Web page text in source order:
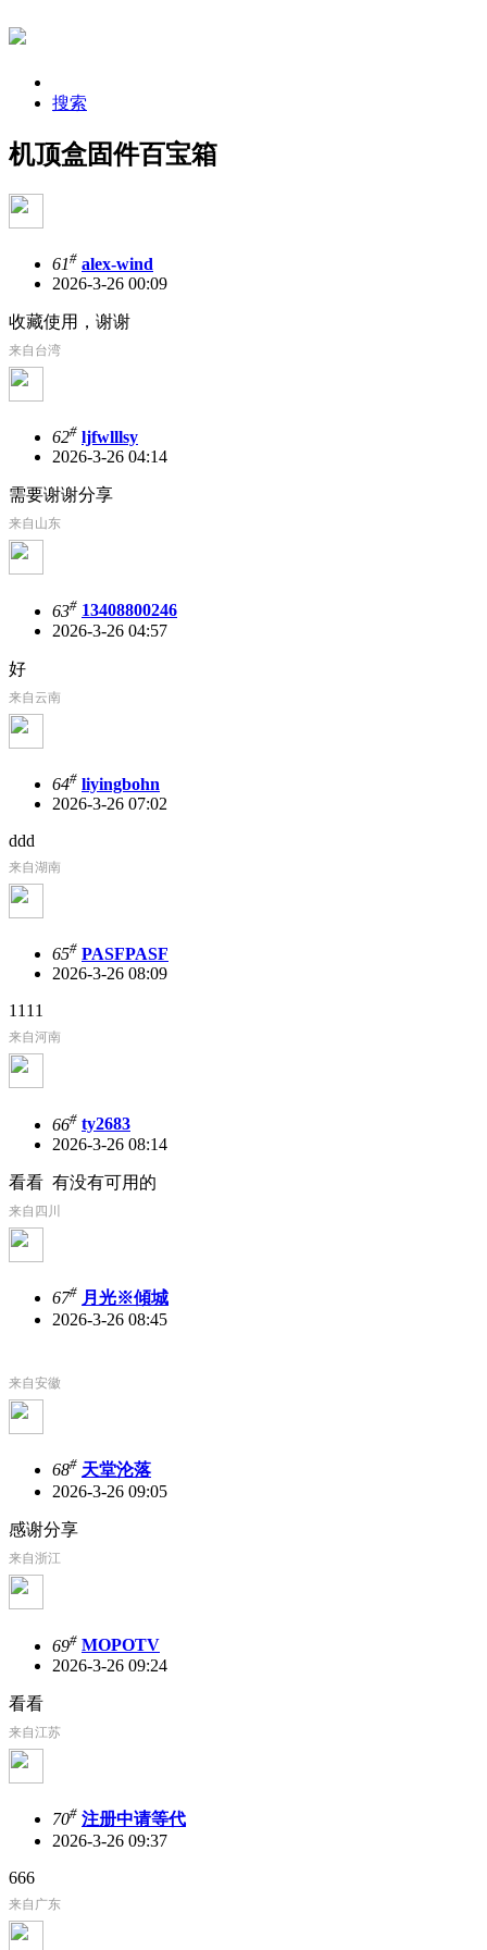
搜索
机顶盒固件百宝箱
61# alex-wind
2026-3-26 00:09
收藏使用，谢谢
来自台湾
62# ljfwlllsy
2026-3-26 04:14
需要谢谢分享
来自山东
63# 13408800246
2026-3-26 04:57
好
来自云南
64# liyingbohn
2026-3-26 07:02
ddd
来自湖南
65# PASFPASF
2026-3-26 08:09
1111
来自河南
66# ty2683
2026-3-26 08:14
看看 有没有可用的
来自四川
67# 月光※傾城
2026-3-26 08:45
来自安徽
68# 天堂沦落
2026-3-26 09:05
感谢分享
来自浙江
69# MOPOTV
2026-3-26 09:24
看看
来自江苏
70# 注册中请等代
2026-3-26 09:37
666
来自广东